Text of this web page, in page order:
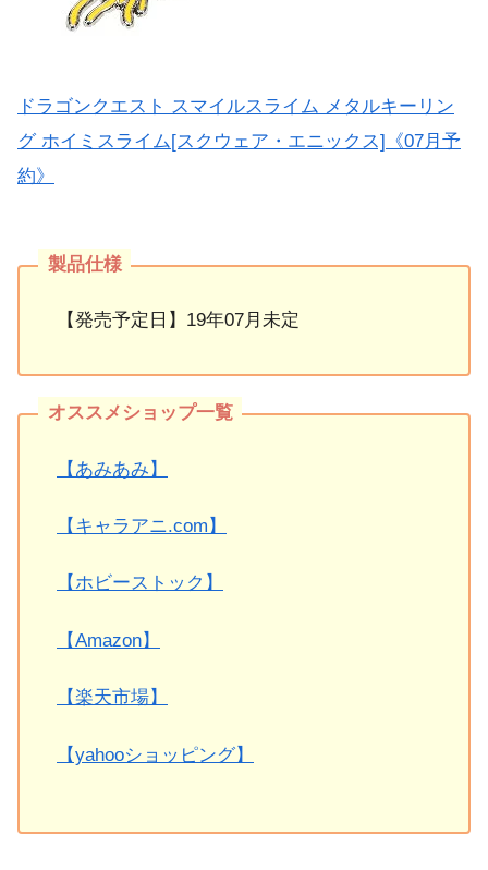
ドラゴンクエスト スマイルスライム メタルキーリン
グ ホイミスライム[スクウェア・エニックス]《07月予
約》
【発売予定日】19年07月未定
【あみあみ】
【キャラアニ.com】
【ホビーストック】
【Amazon】
【楽天市場】
【yahooショッピング】